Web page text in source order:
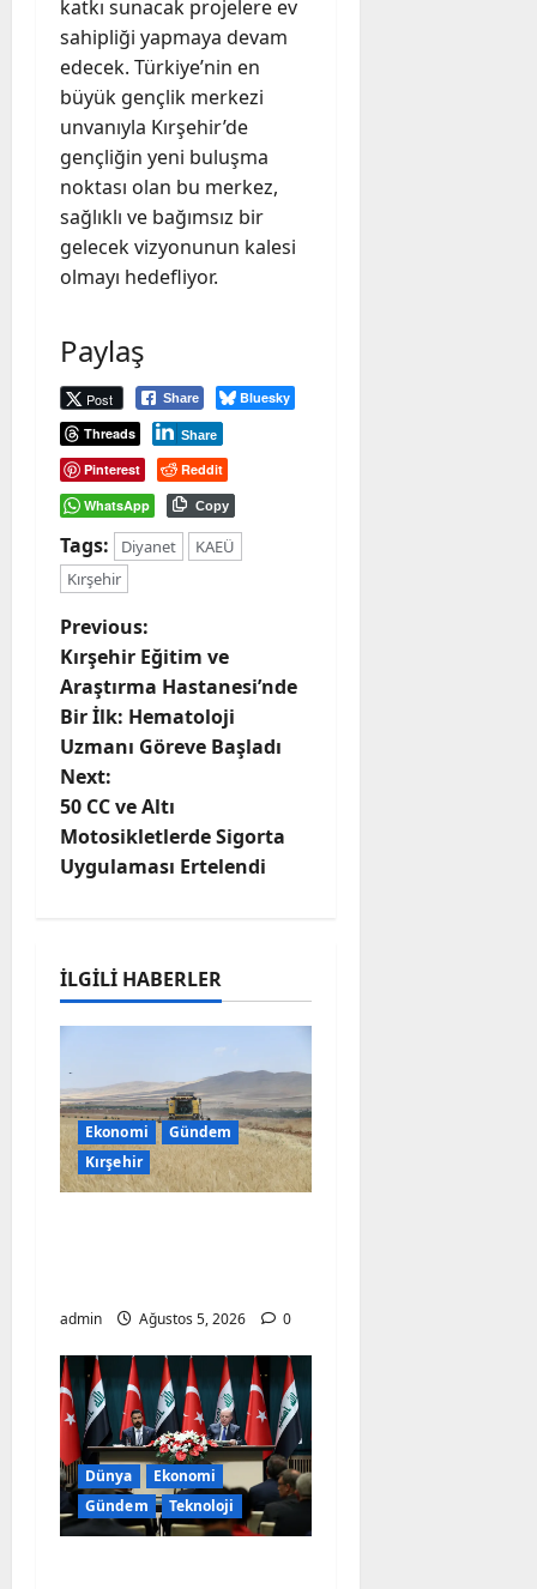
katkı sunacak projelere ev
sahipliği yapmaya devam
edecek. Türkiye’nin en
büyük gençlik merkezi
unvanıyla Kırşehir’de
gençliğin yeni buluşma
noktası olan bu merkez,
sağlıklı ve bağımsız bir
gelecek vizyonunun kalesi
olmayı hedefliyor.
Paylaş
Post Share
Bluesky
Threads
Share
Pinterest
Reddit
WhatsApp
Copy
Tags: Diyanet
KAEÜ
Kırşehir
P
o
s
t
n
a
i
g
a
t
i
Previous:
Kırşehir Eğitim ve
Araştırma Hastanesi’nde
Bir İlk: Hematoloji
Uzmanı Göreve Başladı
Next:
50 CC ve Altı
Motosikletlerde Sigorta
Uygulaması Ertelendi
İLGILI HABERLER
Ekonomi
Gündem
Kırşehir
admin Ağustos 5, 2026 0
Dünya
Ekonomi
Gündem
Teknoloji